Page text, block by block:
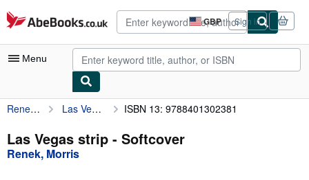
Skip to main content
AbeBooks.co.uk GBP
Site
shopping
preferences
Sign in
Menu
My Account
My Purchases
Advanced Search
Renek, Morris Las Vegas strip ISBN 13: 9788401302381
Las Vegas strip - Softcover
Renek, Morris